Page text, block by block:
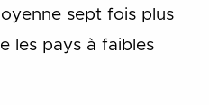
sept fois plus
les pays à faibles